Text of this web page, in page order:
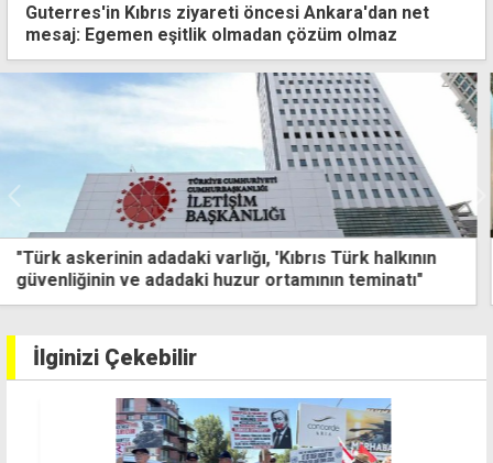
Guterres'in Kıbrıs ziyareti öncesi Ankara'dan net
mesaj: Egemen eşitlik olmadan çözüm olmaz
Erhürman, Guterres ve Hristodulidis ara bölgede
akşam yemeğinde buluştu
İlginizi Çekebilir